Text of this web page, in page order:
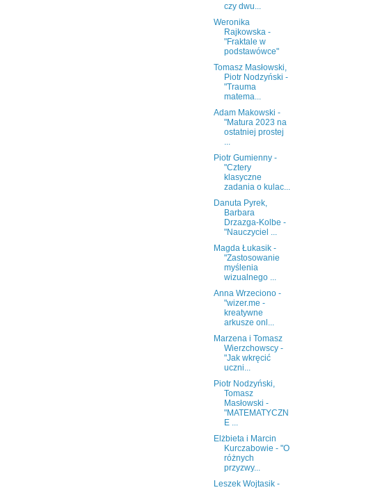
czy dwu...
Weronika
Rajkowska -
"Fraktale w
podstawówce"
Tomasz Masłowski,
Piotr Nodzyński -
"Trauma
matema...
Adam Makowski -
"Matura 2023 na
ostatniej prostej
...
Piotr Gumienny -
"Cztery
klasyczne
zadania o kulac...
Danuta Pyrek,
Barbara
Drzazga-Kolbe -
"Nauczyciel ...
Magda Łukasik -
"Zastosowanie
myślenia
wizualnego ...
Anna Wrzeciono -
"wizer.me -
kreatywne
arkusze onl...
Marzena i Tomasz
Wierzchowscy -
"Jak wkręcić
uczni...
Piotr Nodzyński,
Tomasz
Masłowski -
"MATEMATYCZN
E ...
Elżbieta i Marcin
Kurczabowie - "O
różnych
przyzwy...
Leszek Wojtasik -